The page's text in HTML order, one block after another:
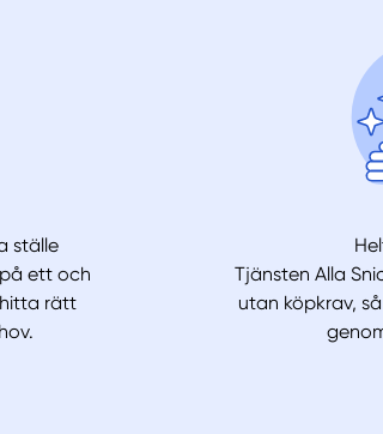
ställe
ett och
rätt
Tjänsten Alla
utan köpkrav,